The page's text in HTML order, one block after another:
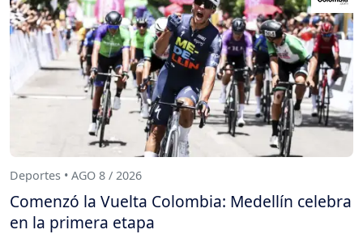
Deportes • AGO 8 / 2026
Comenzó la Vuelta Colombia: Medellín celebra
en la primera etapa